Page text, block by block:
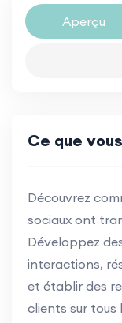
Aperçu
Ce que
Découvrez
sociaux ont
Développez
interactions,
et établir des
clients sur tous